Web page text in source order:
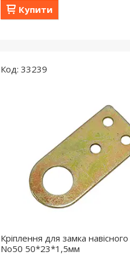
Купити
33239
Кріплення для замка
No50 50*23*1,5мм